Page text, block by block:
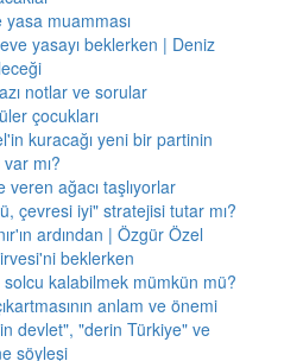
muamması
yasayı beklerken | Deniz
notlar ve sorular
çocukları
kuracağı yeni bir partinin
mı?
veren ağacı taşlıyorlar
çevresi iyi" stratejisi tutar mı?
ardından | Özgür Özel
beklerken
kalabilmek mümkün mü?
anlam ve önemi
devlet", "derin Türkiye" ve
söyleşi